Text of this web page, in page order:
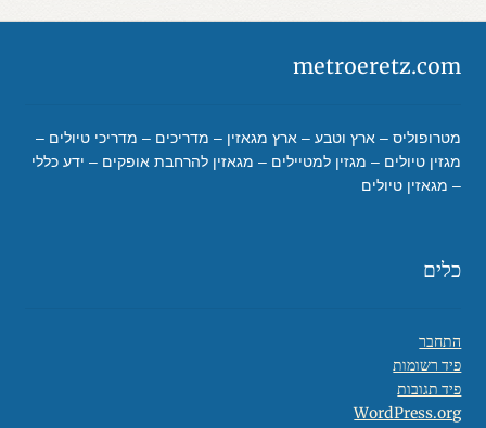
metroeretz.com
מטרופוליס – ארץ וטבע – ארץ מגאזין – מדריכים – מדריכי טיולים –
מגזין טיולים – מגזין למטיילים – מגאזין להרחבת אופקים – ידע כללי
– מגאזין טיולים
כלים
התחבר
פיד רשומות
פיד תגובות
WordPress.org